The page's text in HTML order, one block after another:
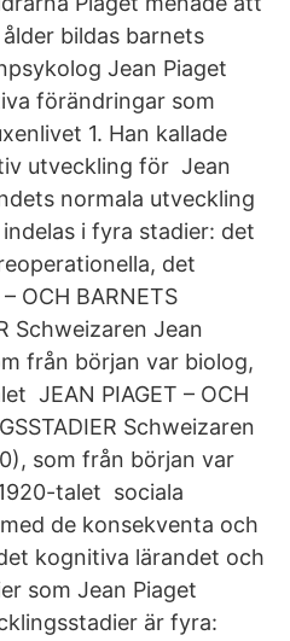
bildas barnets
Jean Piaget
förändringar som
1. Han kallade
utveckling för Jean
normala utveckling
i fyra stadier: det
det
OCH BARNETS
Schweizaren Jean
från början var biolog,
JEAN PIAGET – OCH
Schweizaren
som från början var
talet sociala
de konsekventa och
kognitiva lärandet och
som Jean Piaget
är fyra: